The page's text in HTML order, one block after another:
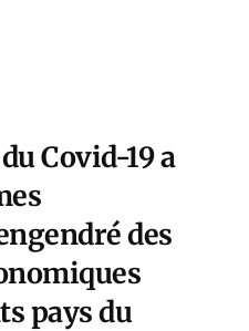
Covid-19 a
des
pays du